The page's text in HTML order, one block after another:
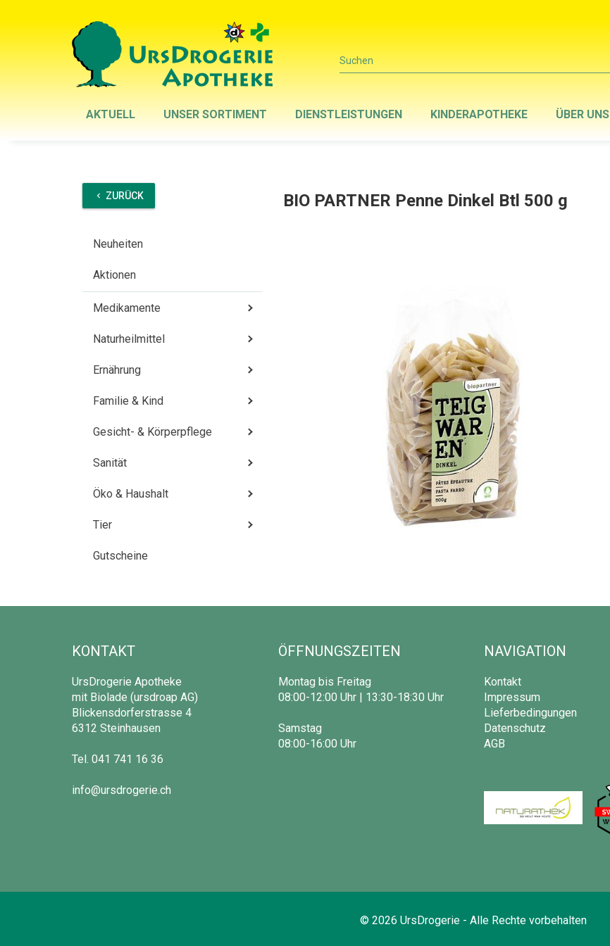
Suchen
AKTUELL UNSER SORTIMENT DIENSTLEISTUNGEN KINDERAPOTHEKE ÜBER UNS
chevron_left ZURÜCK
Neuheiten
Aktionen
Medikamente
Naturheilmittel
Ernährung
Familie & Kind
Gesicht- & Körperpflege
Sanität
Öko & Haushalt
Tier
Gutscheine
BIO PARTNER Penne Dinkel Btl 500 g
KONTAKT
UrsDrogerie Apotheke
mit Biolade (ursdroap AG)
Blickensdorferstrasse 4
6312 Steinhausen
Tel. 041 741 16 36
info@ursdrogerie.ch
ÖFFNUNGSZEITEN
Montag bis Freitag
08:00-12:00 Uhr | 13:30-18:30 Uhr
Samstag
08:00-16:00 Uhr
NAVIGATION
Kontakt
Impressum
Lieferbedingungen
Datenschutz
AGB
© 2026 UrsDrogerie - Alle Rechte vorbehalten